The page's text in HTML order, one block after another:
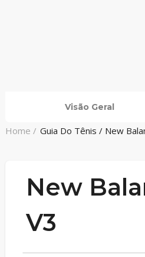
Visão Geral
Home / Guia Do Tênis / New
New
V3